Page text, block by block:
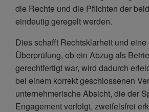
die Rechte und die Pflichten der
eindeutig geregelt werden.
Dies schafft Rechtsklarheit und
Überprüfung, ob ein Abzug als
gerechtfertigt war, wird dadurch
bei einem korrekt geschlossenen
unternehmerische Absicht, die der
Engagement verfolgt, zweifelsfrei